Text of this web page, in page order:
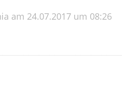
am 24.07.2017 um 08:26